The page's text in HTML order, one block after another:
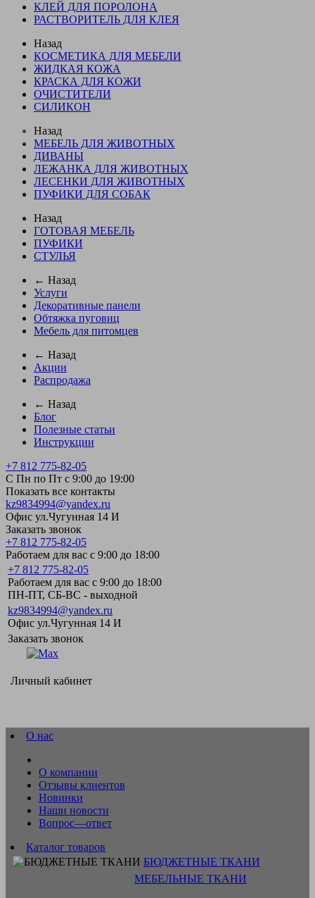
КЛЕЙ ДЛЯ ПОРОЛОНА
РАСТВОРИТЕЛЬ ДЛЯ КЛЕЯ
Назад
КОСМЕТИКА ДЛЯ МЕБЕЛИ
ЖИДКАЯ КОЖА
КРАСКА ДЛЯ КОЖИ
ОЧИСТИТЕЛИ
СИЛИКОН
Назад
МЕБЕЛЬ ДЛЯ ЖИВОТНЫХ
ДИВАНЫ
ЛЕЖАНКА ДЛЯ ЖИВОТНЫХ
ЛЕСЕНКИ ДЛЯ ЖИВОТНЫХ
ПУФИКИ ДЛЯ СОБАК
Назад
ГОТОВАЯ МЕБЕЛЬ
ПУФИКИ
СТУЛЬЯ
← Назад
Услуги
Декоративные панели
Обтяжка пуговиц
Мебель для питомцев
← Назад
Акции
Распродажа
← Назад
Блог
Полезные статьи
Инструкции
+7 812 775-82-05
С Пн по Пт с 9:00 до 19:00
Показать все контакты
kz9834994@yandex.ru
Офис ул.Чугунная 14 И
Заказать звонок
+7 812 775-82-05
Работаем для вас с 9:00 до 18:00
+7 812 775-82-05
Работаем для вас с 9:00 до 18:00
ПН-ПТ, СБ-ВС - выходной
kz9834994@yandex.ru
Офис ул.Чугунная 14 И
Заказать звонок
Личный кабинет
О нас
О компании
Отзывы клиентов
Новинки
Наши новости
Вопрос—ответ
Каталог товаров
БЮДЖЕТНЫЕ ТКАНИ
МЕБЕЛЬНЫЕ ТКАНИ